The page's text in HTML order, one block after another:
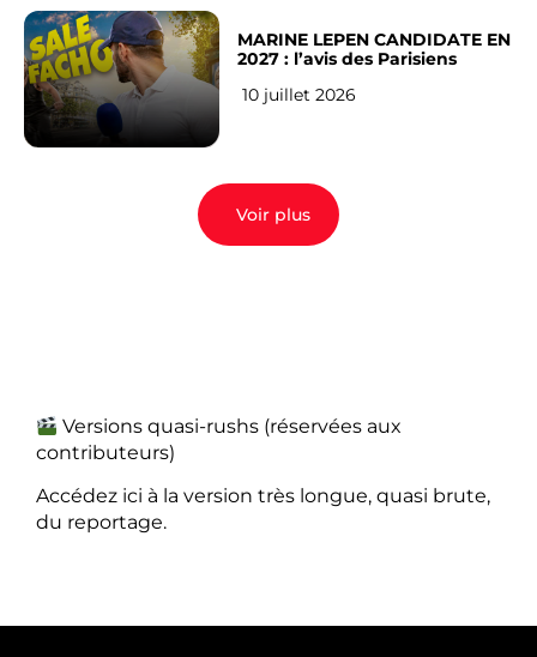
MARINE LEPEN CANDIDATE EN
2027 : l’avis des Parisiens
10 juillet 2026
Voir plus
Versions quasi-rushs (réservées aux
contributeurs)
Accédez ici à la version très longue, quasi brute,
du reportage.